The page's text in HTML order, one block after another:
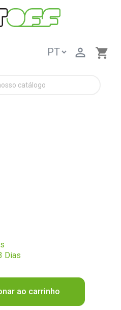
shopping_cart

Dias
ao carrinho